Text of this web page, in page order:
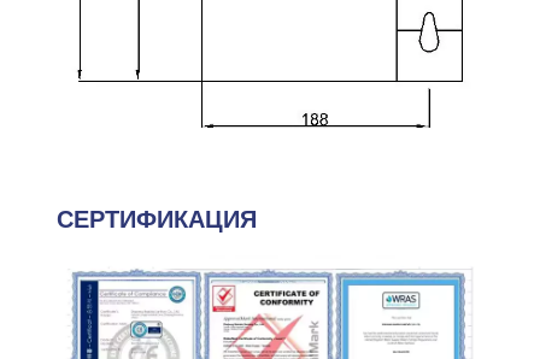
СЕРТИФИКАЦИЯ